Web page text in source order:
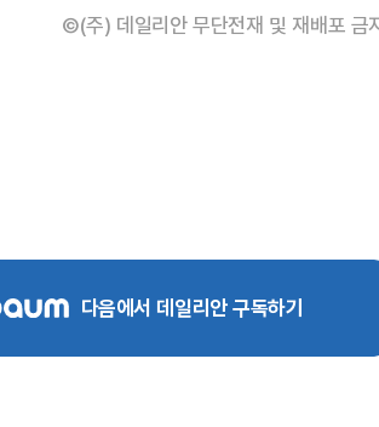
©(주) 데일리안 무단전재 및 재배포 금
다음에서 데일리안 구독하기